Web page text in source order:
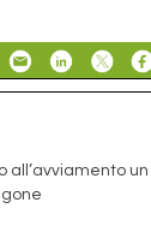
all’avviamento un